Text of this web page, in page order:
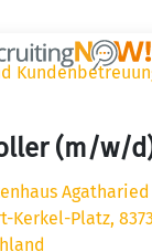
(m/w/
Agatharied
Kerkel-Platz,